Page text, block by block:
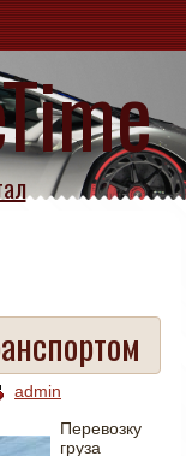
admin
Перевозку
груза